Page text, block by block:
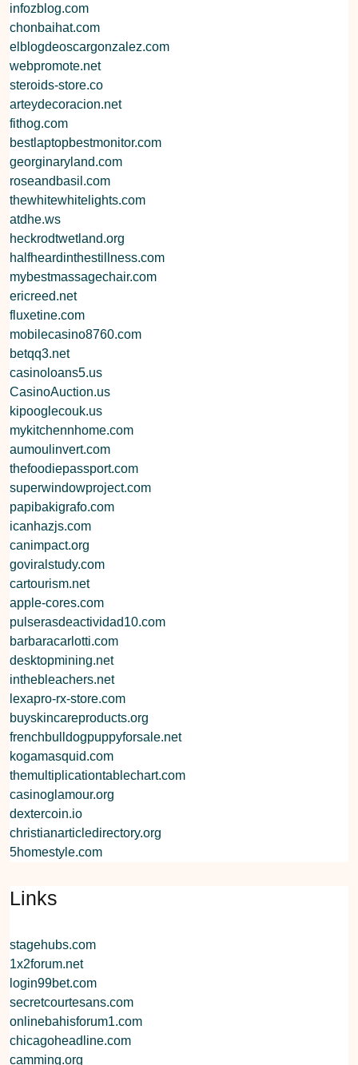
infozblog.com
chonbaihat.com
elblogdeoscargonzalez.com
webpromote.net
steroids-store.co
arteydecoracion.net
fithog.com
bestlaptopbestmonitor.com
georginaryland.com
roseandbasil.com
thewhitewhitelights.com
atdhe.ws
heckrodtwetland.org
halfheardinthestillness.com
mybestmassagechair.com
ericreed.net
fluxetine.com
mobilecasino8760.com
betqq3.net
casinoloans5.us
CasinoAuction.us
kipooglecouk.us
mykitchennhome.com
aumoulinvert.com
thefoodiepassport.com
superwindowproject.com
papibakigrafo.com
icanhazjs.com
canimpact.org
goviralstudy.com
cartourism.net
apple-cores.com
pulserasdeactividad10.com
barbaracarlotti.com
desktopmining.net
inthebleachers.net
lexapro-rx-store.com
buyskincareproducts.org
frenchbulldogpuppyforsale.net
kogamasquid.com
themultiplicationtablechart.com
casinoglamour.org
dextercoin.io
christianarticledirectory.org
5homestyle.com
Links
stagehubs.com
1x2forum.net
login99bet.com
secretcourtesans.com
onlinebahisforum1.com
chicagoheadline.com
camming.org